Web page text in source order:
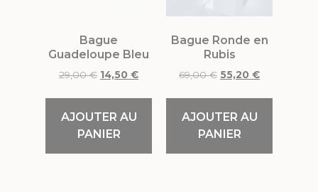
Bague
Guadeloupe Bleu
29,00€ 14,50 €
AJOUTER AU
PANIER
Bague Ronde en
Rubis
69,00€ 55,20 €
AJOUTER AU
PANIER